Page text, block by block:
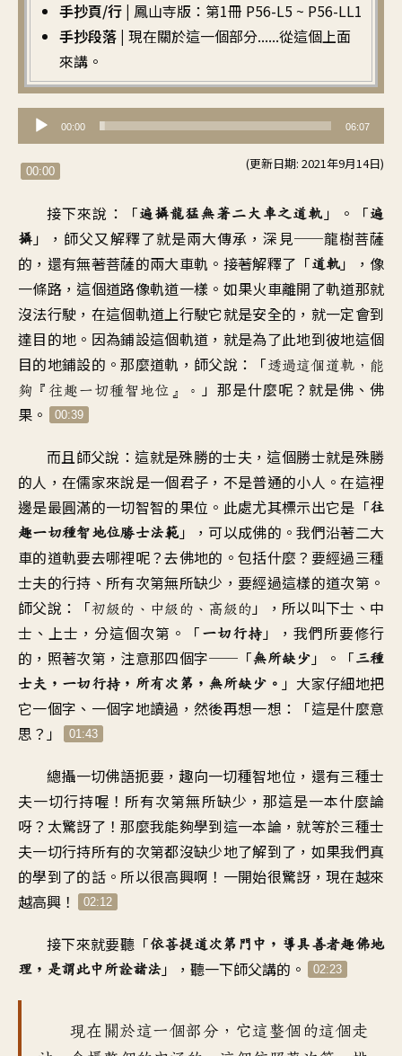
手抄頁/行 | 鳳山寺版：第1冊 P56-L5 ~ P56-LL1
手抄段落 | 現在關於這一個部分......從這個上面
來講。
訊
播
00:00 06:07
(更新日期: 2021年9月14日)
00:00
接下來說：「遍攝龍猛無著二大車之道軌」。「遍
攝」，師父又解釋了就是兩大傳承，深見──龍樹菩薩
的，還有無著菩薩的兩大車軌。接著解釋了「道軌」，像
一條路，這個道路像軌道一樣。如果火車離開了軌道那就
沒法行駛，在這個軌道上行駛它就是安全的，就一定會到
達目的地。因為鋪設這個軌道，就是為了此地到彼地這個
目的地鋪設的。那麼道軌，師父說：「透過這個道軌，能
夠『往趣一切種智地位』。 」那是什麼呢？就是佛、佛
果。
00:39
而且師父說：這就是殊勝的士夫，這個勝士就是殊勝
的人，在儒家來說是一個君子，不是普通的小人。在這裡
邊是最圓滿的一切智智的果位。此處尤其標示出它是「往
趣一切種智地位勝士法範」，可以成佛的。我們沿著二大
車的道軌要去哪裡呢？去佛地的。包括什麼？要經過三種
士夫的行持、所有次第無所缺少，要經過這樣的道次第。
師父說：「初級的、中級的、高級的」，所以叫下士、中
士、上士，分這個次第。「 一切行持」，我們所要修行
的，照著次第，注意那四個字──「無所缺少」。「三種
士夫，一切行持，所有次第，無所缺少。 」大家仔細地把
它一個字、一個字地讀過，然後再想一想：「這是什麼意
思？」
01:43
總攝一切佛語扼要，趣向一切種智地位，還有三種士
夫一切行持喔！所有次第無所缺少，那這是一本什麼論
呀？太驚訝了！那麼我能夠學到這一本論，就等於三種士
夫一切行持所有的次第都沒缺少地了解到了，如果我們真
的學到了的話。所以很高興啊！一開始很驚訝，現在越來
越高興！
02:12
接下來就要聽「依菩提道次第門中，導具善者趣佛地
理，是謂此中所詮諸法」，聽一下師父講的。 02:23
現在關於這一個部分，它這整個的這個走